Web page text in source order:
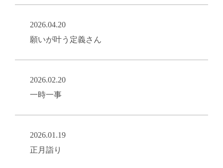
2026.04.20
願いが叶う定義さん
2026.02.20
一時一事
2026.01.19
正月詣り